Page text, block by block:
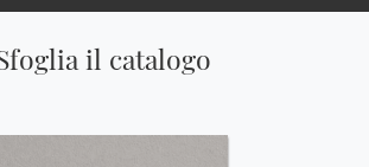
il catalogo